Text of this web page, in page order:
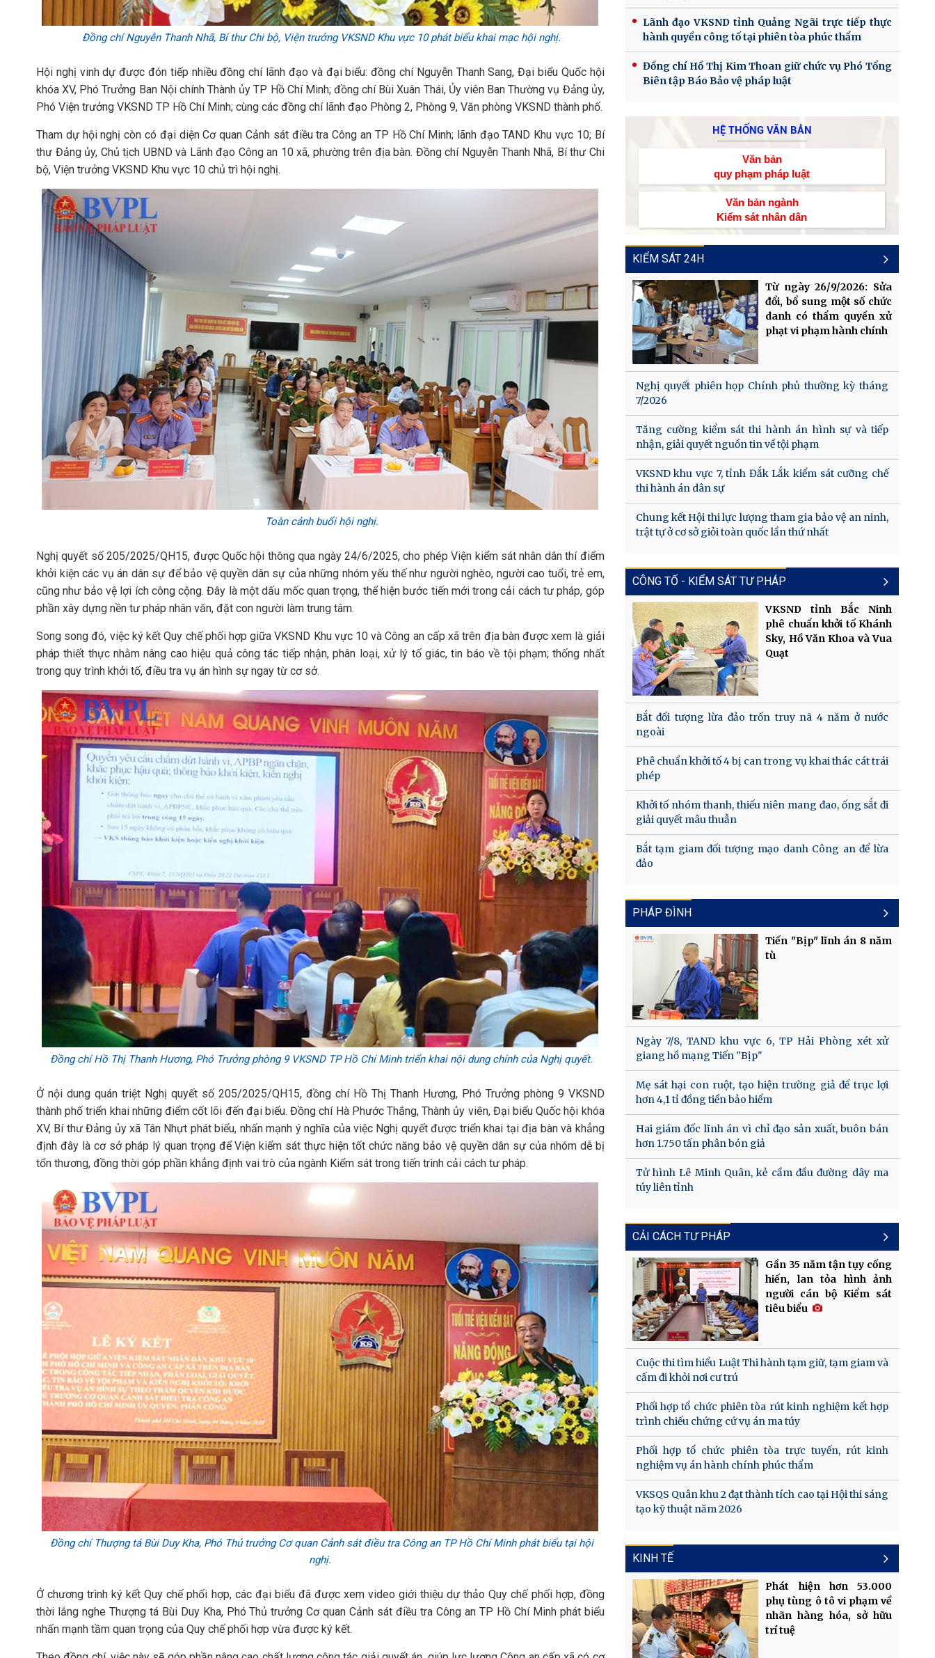
Đồng chí Nguyễn Thanh Nhã, Bí thư Chi bộ, Viện trưởng VKSND Khu vực 10 phát biểu khai mạc hội nghị.
Hội nghị vinh dự được đón tiếp nhiều đồng chí lãnh đạo và đại biểu: đồng chí Nguyễn Thanh Sang, Đại biểu Quốc hội
khóa XV, Phó Trưởng Ban Nội chính Thành ủy TP Hồ Chí Minh; đồng chí Bùi Xuân Thái, Ủy viên Ban Thường vụ Đảng ủy,
Phó Viện trưởng VKSND TP Hồ Chí Minh; cùng các đồng chí lãnh đạo Phòng 2, Phòng 9, Văn phòng VKSND thành phố.
Tham dự hội nghị còn có đại diện Cơ quan Cảnh sát điều tra Công an TP Hồ Chí Minh; lãnh đạo TAND Khu vực 10; Bí
thư Đảng ủy, Chủ tịch UBND và Lãnh đạo Công an 10 xã, phường trên địa bàn. Đồng chí Nguyễn Thanh Nhã, Bí thư Chi
bộ, Viện trưởng VKSND Khu vực 10 chủ trì hội nghị.
Toàn cảnh buổi hội nghị.
Nghị quyết số 205/2025/QH15, được Quốc hội thông qua ngày 24/6/2025, cho phép Viện kiểm sát nhân dân thí điểm
khởi kiện các vụ án dân sự để bảo vệ quyền dân sự của những nhóm yếu thế như người nghèo, người cao tuổi, trẻ em,
cũng như bảo vệ lợi ích công cộng. Đây là một dấu mốc quan trọng, thể hiện bước tiến mới trong cải cách tư pháp, góp
phần xây dựng nền tư pháp nhân văn, đặt con người làm trung tâm.
Song song đó, việc ký kết Quy chế phối hợp giữa VKSND Khu vực 10 và Công an cấp xã trên địa bàn được xem là giải
pháp thiết thực nhằm nâng cao hiệu quả công tác tiếp nhận, phân loại, xử lý tố giác, tin báo về tội phạm; thống nhất
trong quy trình khởi tố, điều tra vụ án hình sự ngay từ cơ sở.
Đồng chí Hồ Thị Thanh Hương, Phó Trưởng phòng 9 VKSND TP Hồ Chí Minh triển khai nội dung chính của Nghị quyết.
Ở nội dung quán triệt Nghị quyết số 205/2025/QH15, đồng chí Hồ Thị Thanh Hương, Phó Trưởng phòng 9 VKSND
thành phố triển khai những điểm cốt lõi đến đại biểu. Đồng chí Hà Phước Thắng, Thành ủy viên, Đại biểu Quốc hội khóa
XV, Bí thư Đảng ủy xã Tân Nhựt phát biểu, nhấn mạnh ý nghĩa của việc Nghị quyết được triển khai tại địa bàn và khẳng
định đây là cơ sở pháp lý quan trọng để Viện kiểm sát thực hiện tốt chức năng bảo vệ quyền dân sự của nhóm dễ bị
tổn thương, đồng thời góp phần khẳng định vai trò của ngành Kiểm sát trong tiến trình cải cách tư pháp.
Đồng chí Thượng tá Bùi Duy Kha, Phó Thủ trưởng Cơ quan Cảnh sát điều tra Công an TP Hồ Chí Minh phát biểu tại hội
nghị.
Ở chương trình ký kết Quy chế phối hợp, các đại biểu đã được xem video giới thiệu dự thảo Quy chế phối hợp, đồng
thời lắng nghe Thượng tá Bùi Duy Kha, Phó Thủ trưởng Cơ quan Cảnh sát điều tra Công an TP Hồ Chí Minh phát biểu
nhấn mạnh tầm quan trọng của Quy chế phối hợp vừa được ký kết.
Lãnh đạo VKSND tỉnh Quảng Ngãi trực tiếp thực
hành quyền công tố tại phiên tòa phúc thẩm
Đồng chí Hồ Thị Kim Thoan giữ chức vụ Phó Tổng
Biên tập Báo Bảo vệ pháp luật
HỆ THỐNG VĂN BẢN
Văn bản
quy phạm pháp luật
Văn bản ngành
Kiểm sát nhân dân
KIỂM SÁT 24H
Từ ngày 26/9/2026: Sửa
đổi, bổ sung một số chức
danh có thẩm quyền xử
phạt vi phạm hành chính
Nghị quyết phiên họp Chính phủ thường kỳ tháng
7/2026
Tăng cường kiểm sát thi hành án hình sự và tiếp
nhận, giải quyết nguồn tin về tội phạm
VKSND khu vực 7, tỉnh Đắk Lắk kiểm sát cưỡng chế
thi hành án dân sự
Chung kết Hội thi lực lượng tham gia bảo vệ an ninh,
trật tự ở cơ sở giỏi toàn quốc lần thứ nhất
CÔNG TỐ - KIỂM SÁT TƯ PHÁP
VKSND tỉnh Bắc Ninh
phê chuẩn khởi tố Khánh
Sky, Hồ Văn Khoa và Vua
Quạt
Bắt đối tượng lừa đảo trốn truy nã 4 năm ở nước
ngoài
Phê chuẩn khởi tố 4 bị can trong vụ khai thác cát trái
phép
Khởi tố nhóm thanh, thiếu niên mang đao, ống sắt đi
giải quyết mâu thuẫn
Bắt tạm giam đối tượng mạo danh Công an để lừa
đảo
PHÁP ĐÌNH
Tiến "Bịp" lĩnh án 8 năm
tù
Ngày 7/8, TAND khu vực 6, TP Hải Phòng xét xử
giang hồ mạng Tiến "Bịp"
Mẹ sát hại con ruột, tạo hiện trường giả để trục lợi
hơn 4,1 tỉ đồng tiền bảo hiểm
Hai giám đốc lĩnh án vì chỉ đạo sản xuất, buôn bán
hơn 1.750 tấn phân bón giả
Tử hình Lê Minh Quân, kẻ cầm đầu đường dây ma
túy liên tỉnh
CẢI CÁCH TƯ PHÁP
Gần 35 năm tận tụy cống
hiến, lan tỏa hình ảnh
người cán bộ Kiểm sát
tiêu biểu
Cuộc thi tìm hiểu Luật Thi hành tạm giữ, tạm giam và
cấm đi khỏi nơi cư trú
Phối hợp tổ chức phiên tòa rút kinh nghiệm kết hợp
trình chiếu chứng cứ vụ án ma túy
Phối hợp tổ chức phiên tòa trực tuyến, rút kinh
nghiệm vụ án hành chính phúc thẩm
VKSQS Quân khu 2 đạt thành tích cao tại Hội thi sáng
tạo kỹ thuật năm 2026
KINH TẾ
Phát hiện hơn 53.000
phụ tùng ô tô vi phạm về
nhãn hàng hóa, sở hữu
trí tuệ